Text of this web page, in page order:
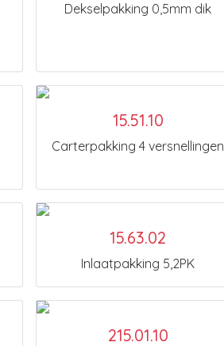
Dekselpakking 0,5mm dik
15.51.10
Carterpakking 4 versnellingen
15.63.02
Inlaatpakking 5,2PK
215.01.10